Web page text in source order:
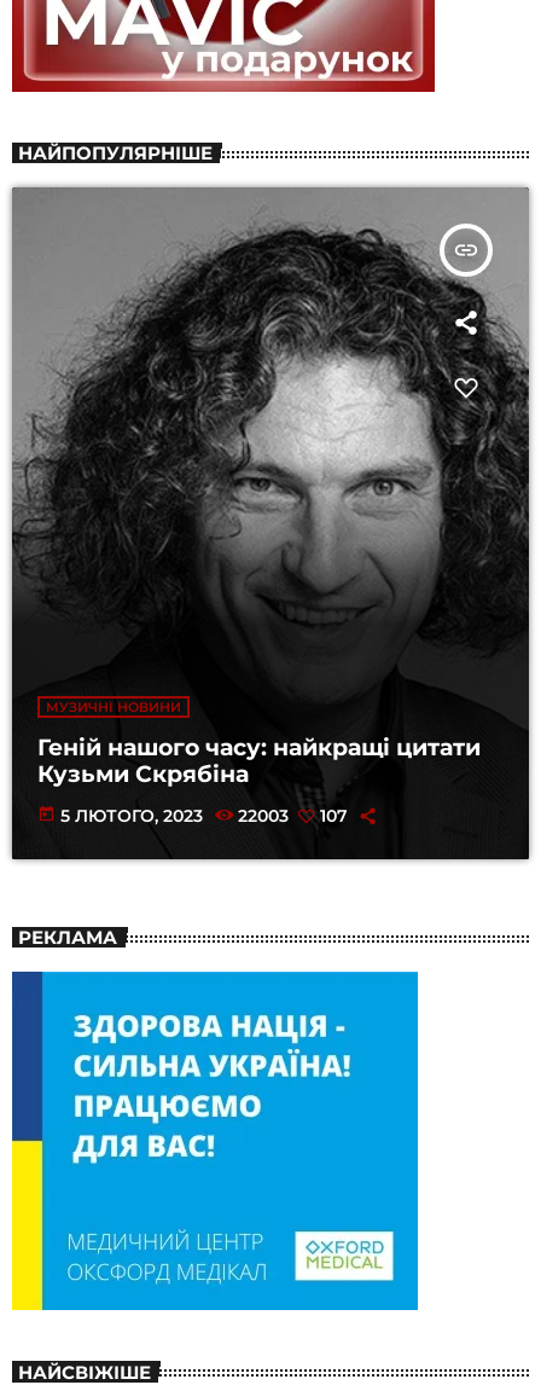
НАЙПОПУЛЯРНІШЕ
insert_link
МУЗИЧНІ НОВИНИ
Геній нашого часу: найкращі цитати
Кузьми Скрябіна
today 5 ЛЮТОГО, 2023 22003 107
РЕКЛАМА
НАЙСВІЖІШЕ